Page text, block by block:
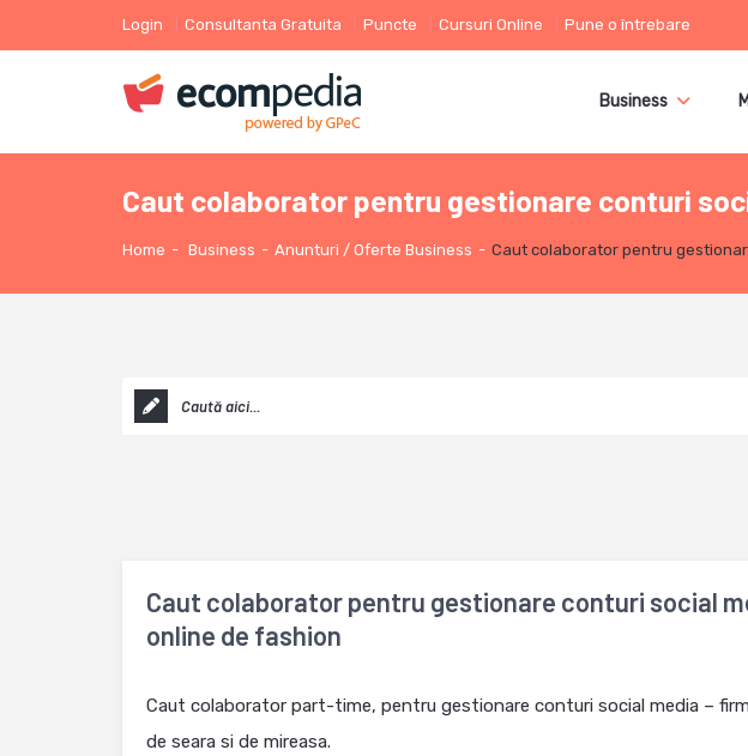
Login Consultanta Gratuita Puncte Cursuri Online Pune o întrebare
Business
Caut colaborator pentru gestionare conturi
Home - Business - Anunturi / Oferte Business - Caut colaborator pentru
Caut colaborator pentru gestionare conturi social
online de fashion
Caut colaborator part-time, pentru gestionare conturi social media –
de seara si de mireasa.